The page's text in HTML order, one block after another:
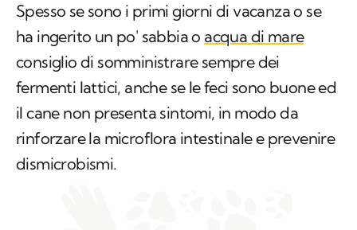
Spesso se sono i primi giorni di vacanza o se
ha ingerito un po' sabbia o acqua di mare
consiglio di somministrare sempre dei
fermenti lattici, anche se le feci sono buone ed
il cane non presenta sintomi, in modo da
rinforzare la microflora intestinale e prevenire
dismicrobismi.